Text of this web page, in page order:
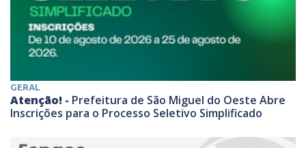
GERAL
Atenção! - Prefeitura de São Miguel do Oeste Abre
Inscrições para o Processo Seletivo Simplificado